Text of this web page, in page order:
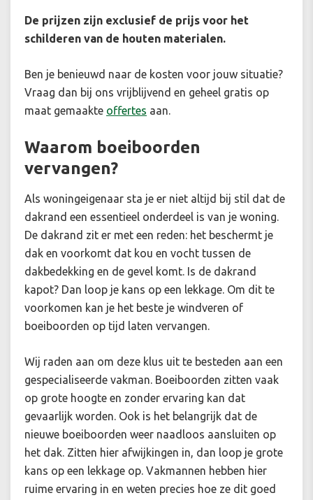
De prijzen zijn exclusief de prijs voor het
schilderen van de houten materialen.
Ben je benieuwd naar de kosten voor jouw situatie?
Vraag dan bij ons vrijblijvend en geheel gratis op
maat gemaakte offertes aan.
Waarom boeiboorden
vervangen?
Als woningeigenaar sta je er niet altijd bij stil dat de
dakrand een essentieel onderdeel is van je woning.
De dakrand zit er met een reden: het beschermt je
dak en voorkomt dat kou en vocht tussen de
dakbedekking en de gevel komt. Is de dakrand
kapot? Dan loop je kans op een lekkage. Om dit te
voorkomen kan je het beste je windveren of
boeiboorden op tijd laten vervangen.
Wij raden aan om deze klus uit te besteden aan een
gespecialiseerde vakman. Boeiboorden zitten vaak
op grote hoogte en zonder ervaring kan dat
gevaarlijk worden. Ook is het belangrijk dat de
nieuwe boeiboorden weer naadloos aansluiten op
het dak. Zitten hier afwijkingen in, dan loop je grote
kans op een lekkage op. Vakmannen hebben hier
ruime ervaring in en weten precies hoe ze dit goed